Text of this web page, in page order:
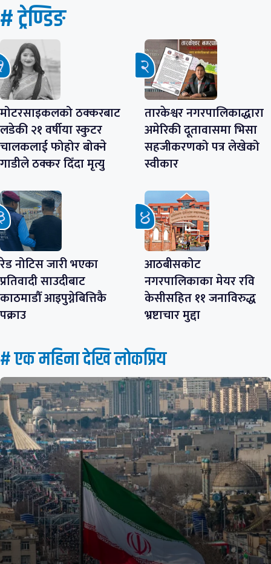
# ट्रेण्डिङ
मोटरसाइकलको ठक्करबाट
लडेकी २१ वर्षीया स्कुटर
चालकलाई फोहोर बोक्ने
गाडीले ठक्कर दिँदा मृत्यु
तारकेश्वर नगरपालिकाद्धारा
अमेरिकी दूतावासमा भिसा
सहजीकरणको पत्र लेखेको
स्वीकार
रेड नोटिस जारी भएका
प्रतिवादी साउदीबाट
काठमाडौँ आइपुग्नेबित्तिकै
पक्राउ
आठबीसकोट
नगरपालिकाका मेयर रवि
केसीसहित ११ जनाविरुद्ध
भ्रष्टाचार मुद्दा
# एक महिना देखि लाेकप्रिय